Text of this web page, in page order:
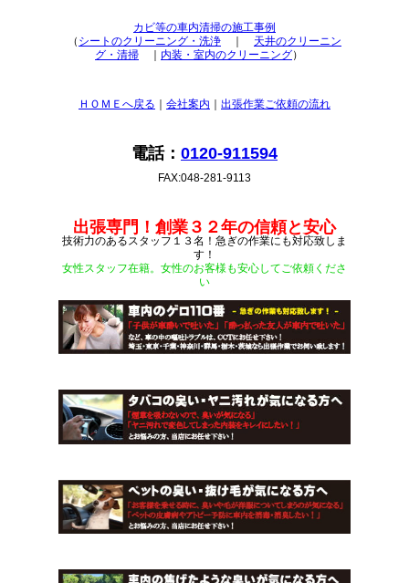
カビ等の車内清掃の施工事例
（ シートのクリーニング・洗浄 ｜ 天井のクリーニン
グ・清掃 ｜ 内装・室内のクリーニング）
ＨＯＭＥへ戻る ｜ 会社案内 ｜ 出張作業ご依頼の流れ
電話： 0120-911594
FAX:048-281-9113
出張専門！創業３２年の信頼と安心
技術力のあるスタッフ１３名！急ぎの作業にも対応致しま
す！
女性スタッフ在籍。女性のお客様も安心してご依頼くださ
い